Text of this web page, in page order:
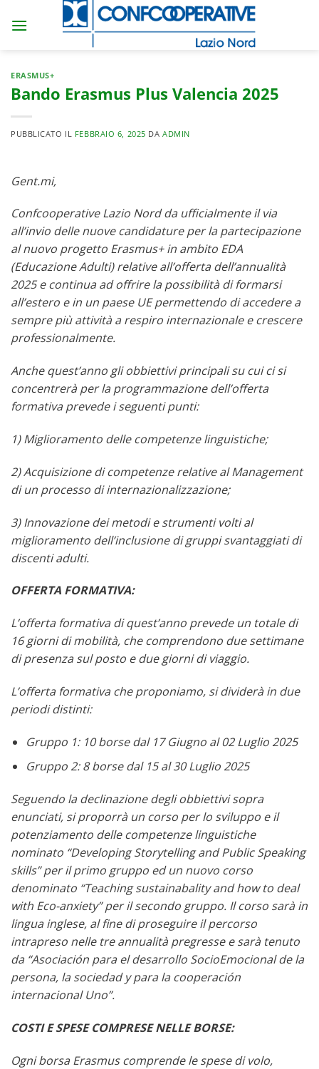
ERASMUS+
Bando Erasmus Plus Valencia 2025
PUBBLICATO IL FEBBRAIO 6, 2025 DAADMIN
Gent.mi,
Confcooperative Lazio Nord da ufficialmente il via
all’invio delle nuove candidature per la partecipazione
al nuovo progetto Erasmus+ in ambito EDA
(Educazione Adulti) relative all’offerta dell’annualità
2025 e continua ad offrire la possibilità di formarsi
all’estero e in un paese UE permettendo di accedere a
sempre più attività a respiro internazionale e crescere
professionalmente.
Anche quest’anno gli obbiettivi principali su cui ci si
concentrerà per la programmazione dell’offerta
formativa prevede i seguenti punti:
1) Miglioramento delle competenze linguistiche;
2) Acquisizione di competenze relative al Management
di un processo di internazionalizzazione;
3) Innovazione dei metodi e strumenti volti al
miglioramento dell’inclusione di gruppi svantaggiati di
discenti adulti.
OFFERTA FORMATIVA:
L’offerta formativa di quest’anno prevede un totale di
16 giorni di mobilità, che comprendono due settimane
di presenza sul posto e due giorni di viaggio.
L’offerta formativa che proponiamo, si dividerà in due
periodi distinti:
Gruppo 1: 10 borse dal 17 Giugno al 02 Luglio 2025
Gruppo 2: 8 borse dal 15 al 30 Luglio 2025
Seguendo la declinazione degli obbiettivi sopra
enunciati, si proporrà un corso per lo sviluppo e il
potenziamento delle competenze linguistiche
nominato “Developing Storytelling and Public Speaking
skills” per il primo gruppo ed un nuovo corso
denominato “Teaching sustainabality and how to deal
with Eco-anxiety” per il secondo gruppo. Il corso sarà in
lingua inglese, al fine di proseguire il percorso
intrapreso nelle tre annualità pregresse e sarà tenuto
da “Asociación para el desarrollo SocioEmocional de la
persona, la sociedad y para la cooperación
internacional Uno”.
COSTI E SPESE COMPRESE NELLE BORSE:
Ogni borsa Erasmus comprende le spese di volo,